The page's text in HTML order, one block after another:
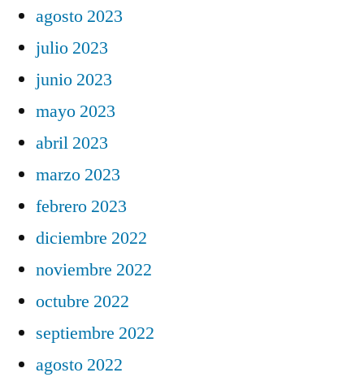
agosto 2023
julio 2023
junio 2023
mayo 2023
abril 2023
marzo 2023
febrero 2023
diciembre 2022
noviembre 2022
octubre 2022
septiembre 2022
agosto 2022